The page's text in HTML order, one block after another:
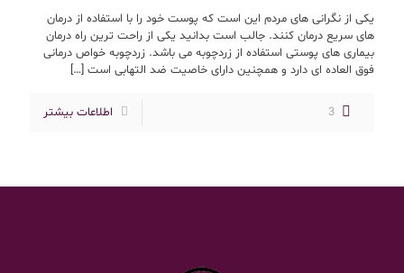
یکی از نگرانی های مردم این است که پوست خود را با استفاده از درمان
های سریع درمان کنند. جالب است بدانید یکی از راحت ترین راه درمان
بیماری های پوستی استفاده از زردچوبه می باشد. زردچوبه خواص درمانی
فوق العاده ای دارد و همچنین دارای خاصیت ضد التهابی است […]
3 اطلاعات بیشتر